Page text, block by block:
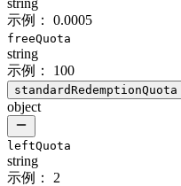
string
示例：
0.0005
freeQuota
string
示例：
100
standardRedemptionQuota
object
leftQuota
string
示例：
2